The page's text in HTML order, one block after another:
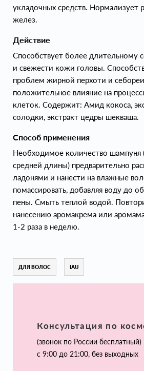
укладочных средств. Нормализует
желез.
Действие
Способствует более длительному
и свежести кожи головы.
проблем жирной перхоти и
положительное влияние на
клеток. Содержит: Амид кокоса,
солодки, экстракт цедры шекваша.
Способ применения
Необходимое количество
средней длины) предварительно
ладонями и нанести на влажные
помассировать, добавляя воду до
пены. Смыть теплой водой.
нанесению аромакрема или
1-2 раза в неделю.
ДЛЯ ВОЛОС IAU
Консультация по
(звонок по России бесплатный)
с 9:00 до 21:00, без выходных